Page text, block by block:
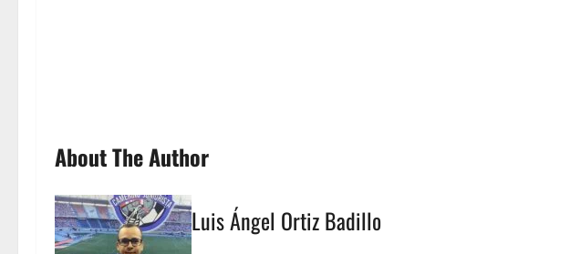
About The Author
Luis Ángel Ortiz Badillo